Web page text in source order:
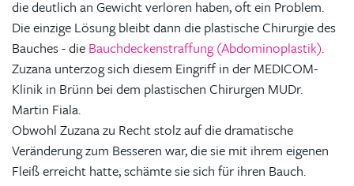
die deutlich an Gewicht verloren haben, oft ein Problem.
Die einzige Lösung bleibt dann die plastische Chirurgie des
Bauches - die Bauchdeckenstraffung (Abdominoplastik).
Zuzana unterzog sich diesem Eingriff in der MEDICOM-
Klinik in Brünn bei dem plastischen Chirurgen MUDr.
Martin Fiala.
Obwohl Zuzana zu Recht stolz auf die dramatische
Veränderung zum Besseren war, die sie mit ihrem eigenen
Fleiß erreicht hatte, schämte sie sich für ihren Bauch.